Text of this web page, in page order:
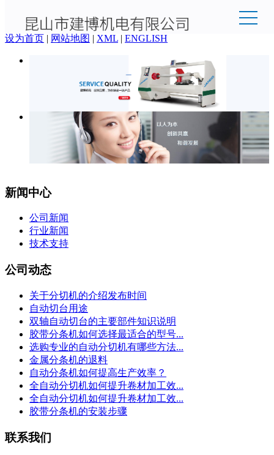
欢迎来到昆山市建博机电有限公司官网！
设为首页 | 网站地图 | XML | ENGLISH
新闻中心
公司新闻
行业新闻
技术支持
公司动态
关于分切机的介绍发布时间
自动切台用途
双轴自动切台的主要部件知识说明
胶带分条机如何选择最适合的型号...
选购专业的自动分切机有哪些方法...
金属分条机的退料
自动分条机如何提高生产效率？
全自动分切机如何提升卷材加工效...
全自动分切机如何提升卷材加工效...
胶带分条机的安装步骤
联系我们